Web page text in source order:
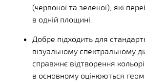
(червоної та зеленої), які
в одній площині.
Добре підходить для
візуальному спектральному
справжнє відтворення
в основному оцінюються